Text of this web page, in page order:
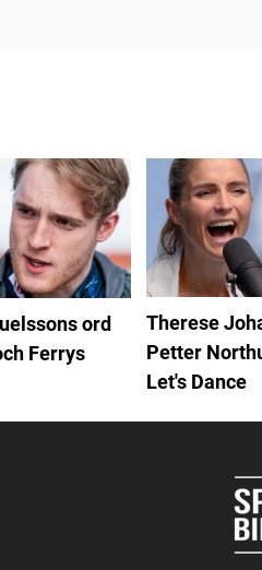
ord
Ferrys
Therese
Petter
Let's Dance